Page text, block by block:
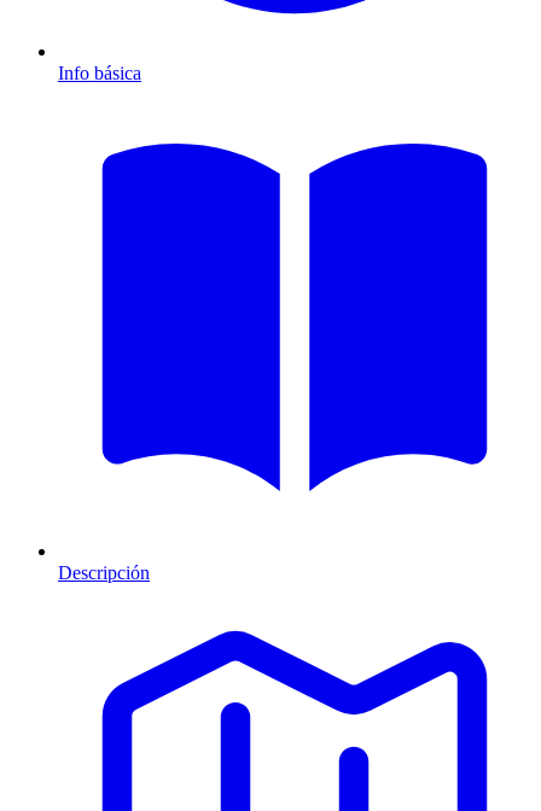
Info básica
Descripción